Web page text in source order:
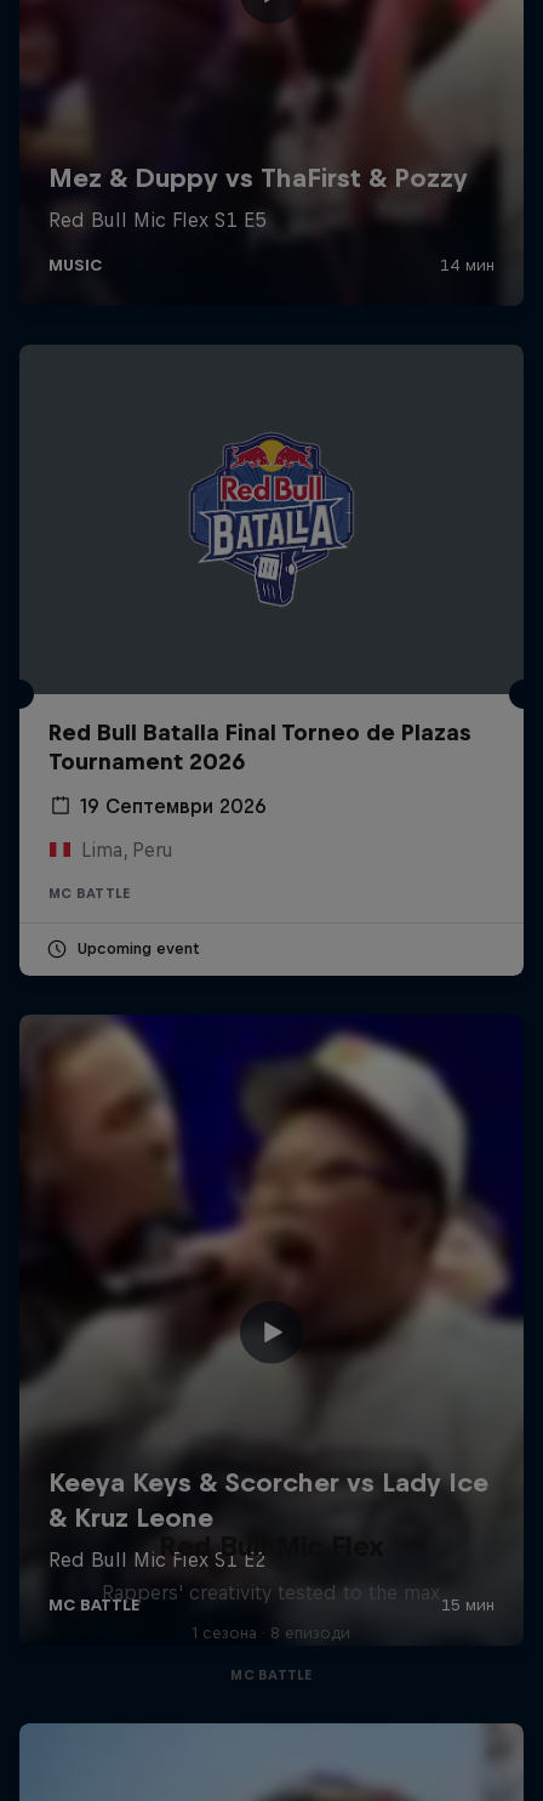
Red Bull Batalla Final Torneo de Plazas
Tournament 2026
19 Септември 2026
Lima, Peru
MC BATTLE
Upcoming event
Red Bull Mic Flex
Rappers' creativity tested to the max
1 сезона · 8 епизоди
MC BATTLE